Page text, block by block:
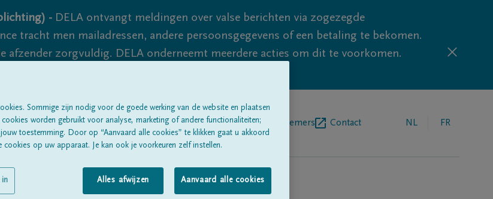
- DELA ontvangt meldingen over valse berichten via zogezegde
tracht men mailadressen, andere persoonsgegevens of een betaling te bekomen.
afzender zorgvuldig. DELA onderneemt meerdere acties om dit te voorkomen.
uit te sluiten, dus blijf waakzaam.
Alle rouwberichten Over onsBegrafenisondernemers Contact NL FR
Sommige zijn nodig voor de goede werking van de website en plaatsen
worden gebruikt voor analyse, marketing of andere functionaliteiten;
toestemming. Door op “Aanvaard alle cookies” te klikken gaat u akkoord
cookies op uw apparaat. Je kan ook je voorkeuren zelf instellen.
Alles afwijzen Aanvaard alle cookies